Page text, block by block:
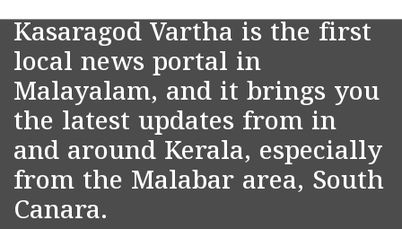
Kasaragod Vartha is the first
local news portal in
Malayalam, and it brings you
the latest updates from in
and around Kerala, especially
from the Malabar area, South
Canara.